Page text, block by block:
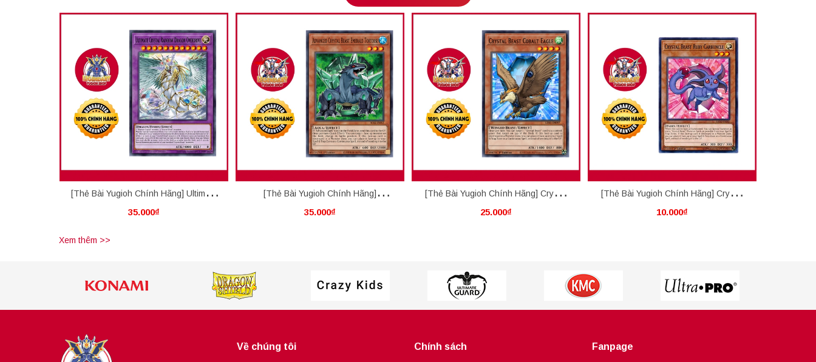
[Thẻ Bài Yugioh Chính Hãng] Ultimate
Crystal Rainbow Dragon Overdrive
35.000₫
[Thẻ Bài Yugioh Chính Hãng]
Advanced Crystal Beast Emerald
35.000₫
[Thẻ Bài Yugioh Chính Hãng] Crystal
Beast Cobalt Eagle
25.000₫
[Thẻ Bài Yugioh Chính Hãng] Crystal
Beast Ruby Carbuncle
10.000₫
Xem thêm >>
Về chúng tôi Chính sách Fanpage